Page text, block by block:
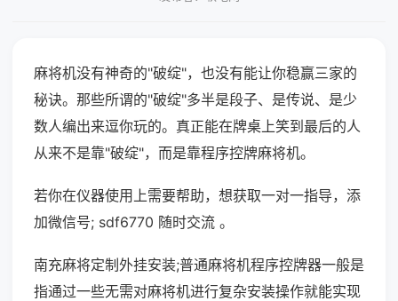
麻将机没有神奇的"破绽"，也没有能让你稳赢三家的
秘诀。那些所谓的"破绽"多半是段子、是传说、是少
数人编出来逗你玩的。真正能在牌桌上笑到最后的人
从来不是靠"破绽"，而是靠程序控牌麻将机。
若你在仪器使用上需要帮助，想获取一对一指导，添
加微信号; sdf6770 随时交流 。
南充麻将定制外挂安装;普通麻将机程序控牌器一般是
指通过一些无需对麻将机进行复杂安装操作就能实现